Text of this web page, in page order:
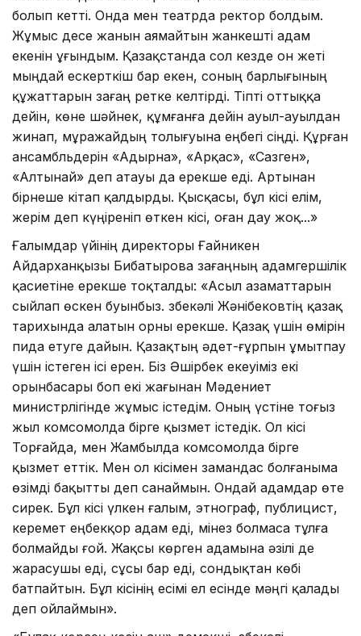
болып кетті. Онда мен театрда ректор болдым.
Жұмыс десе жанын аямайтын жанкешті адам
екенін ұғындым. Қазақстанда сол кезде он жеті
мыңдай ескерткіш бар екен, соның барлығының
құжаттарын Өзағаң ретке келтірді. Тіпті оттыққа
дейін, көне шәйнек, құмғанға дейін ауыл-ауылдан
жинап, мұражайдың толығуына еңбегі сіңді. Құрған
ансамбльдерін «Адырна», «Арқас», «Сазген»,
«Алтынай» деп атауы да ерекше еді. Артынан
бірнеше кітап қалдырды. Қысқасы, бұл кісі елім,
жерім деп күңіреніп өткен кісі, оған дау жоқ...»
Ғалымдар үйінің директоры Ғайникен
Айдарханқызы Бибатырова Өзағаңның адамгершілік
қасиетіне ерекше тоқталды: «Асыл азаматтарын
сыйлап өскен буынбыз. Өзбекәлі Жәнібековтің қазақ
тарихында алатын орны ерекше. Қазақ үшін өмірін
пида етуге дайын. Қазақтың әдет-ғұрпын ұмытпау
үшін істеген ісі ерен. Біз Әшірбек екеуіміз екі
орынбасары боп екі жағынан Мәдениет
министрлігінде жұмыс істедім. Оның үстіне тоғыз
жыл комсомолда бірге қызмет істедік. Ол кісі
Торғайда, мен Жамбылда комсомолда бірге
қызмет еттік. Мен ол кісімен замандас болғаныма
өзімді бақытты деп санаймын. Ондай адамдар өте
сирек. Бұл кісі үлкен ғалым, этнограф, публицист,
керемет еңбекқор адам еді, мінез болмаса тұлға
болмайды ғой. Жақсы көрген адамына әзілі де
жарасушы еді, сұсы бар еді, сондықтан көбі
батпайтын. Бұл кісінің есімі ел есінде мәңгі қалады
деп ойлаймын».